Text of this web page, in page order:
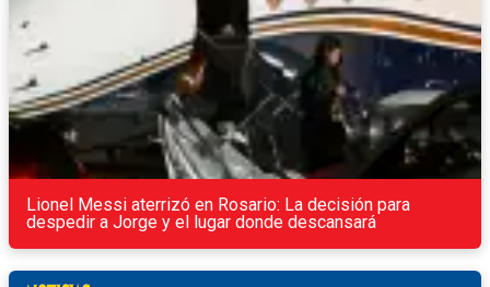
Lionel Messi aterrizó en Rosario: La decisión para
despedir a Jorge y el lugar donde descansará